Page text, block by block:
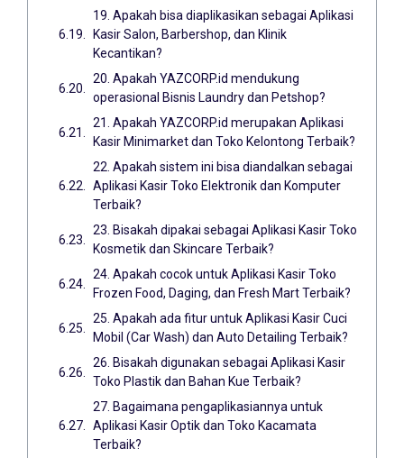
19. Apakah bisa diaplikasikan sebagai Aplikasi
Kasir Salon, Barbershop, dan Klinik
Kecantikan?
20. Apakah YAZCORP.id mendukung
operasional Bisnis Laundry dan Petshop?
21. Apakah YAZCORP.id merupakan Aplikasi
Kasir Minimarket dan Toko Kelontong Terbaik?
22. Apakah sistem ini bisa diandalkan sebagai
Aplikasi Kasir Toko Elektronik dan Komputer
Terbaik?
23. Bisakah dipakai sebagai Aplikasi Kasir Toko
Kosmetik dan Skincare Terbaik?
24. Apakah cocok untuk Aplikasi Kasir Toko
Frozen Food, Daging, dan Fresh Mart Terbaik?
25. Apakah ada fitur untuk Aplikasi Kasir Cuci
Mobil (Car Wash) dan Auto Detailing Terbaik?
26. Bisakah digunakan sebagai Aplikasi Kasir
Toko Plastik dan Bahan Kue Terbaik?
27. Bagaimana pengaplikasiannya untuk
Aplikasi Kasir Optik dan Toko Kacamata
Terbaik?